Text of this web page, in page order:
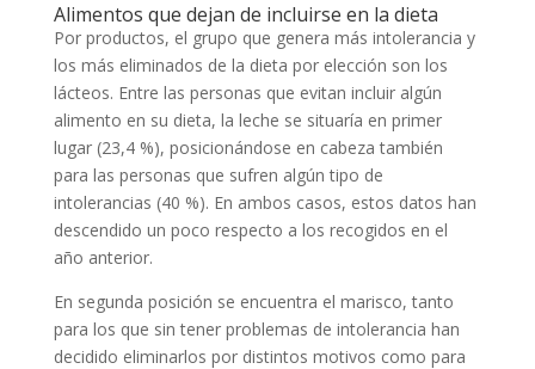
Alimentos que dejan de incluirse en la dieta
Por productos, el grupo que genera más intolerancia y
los más eliminados de la dieta por elección son los
lácteos. Entre las personas que evitan incluir algún
alimento en su dieta, la leche se situaría en primer
lugar (23,4 %), posicionándose en cabeza también
para las personas que sufren algún tipo de
intolerancias (40 %). En ambos casos, estos datos han
descendido un poco respecto a los recogidos en el
año anterior.
En segunda posición se encuentra el marisco, tanto
para los que sin tener problemas de intolerancia han
decidido eliminarlos por distintos motivos como para